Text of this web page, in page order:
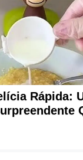
Rápida: